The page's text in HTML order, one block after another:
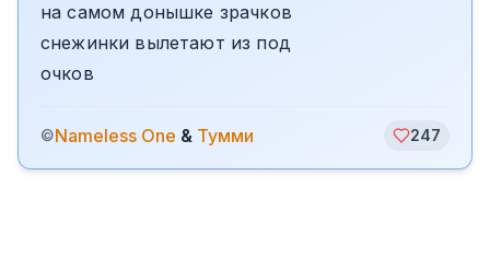
на самом донышке зрачков
снежинки вылетают из под
очков
©Nameless One & Тумми 247